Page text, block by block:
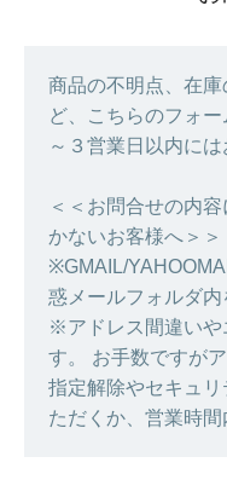
商品の不明点、在
ど、こちらのフォー
～３営業日以内には
＜＜お問合せの内
かないお客様へ＞＞
※GMAIL/
惑メールフォルダ内
※アドレス間違いや
す。 お手数ですが
指定解除やセキュ
ただくか、営業時間